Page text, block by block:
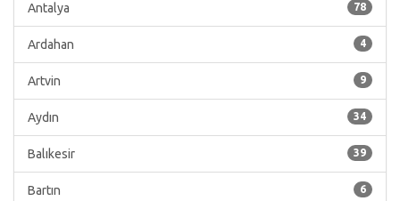
78
Antalya
4
Ardahan
9
Artvin
34
Aydın
39
Balıkesir
6
Bartın